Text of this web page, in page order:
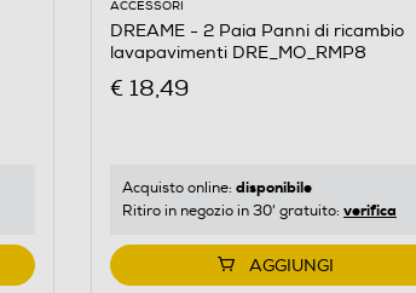
ACCESSORI
DREAME - 2 Paia Panni di ricambio
lavapavimenti DRE_MO_RMP8
€ 18,49
Acquisto online: disponibile
Ritiro in negozio in 30' gratuito: verifica
AGGIUNGI